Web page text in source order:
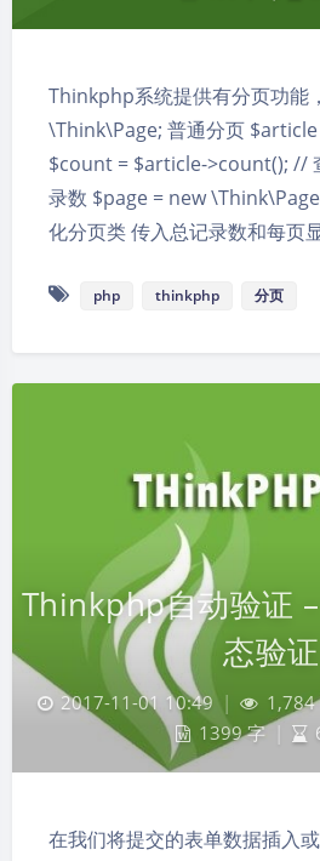
Thinkphp系统提供有分页功能
\Think\Page; 普通分页
$count = $article->count(); //
录数 $page = new
化分页类 传入总记录数和每页
php thinkphp 分页
Thinkphp自动验证
态验证
2017-11-01 10:49 | 1,784
1399 字
在我们将提交的表单数据插入